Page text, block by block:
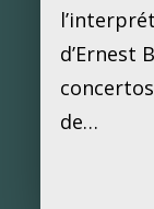
d’Ernest
de…